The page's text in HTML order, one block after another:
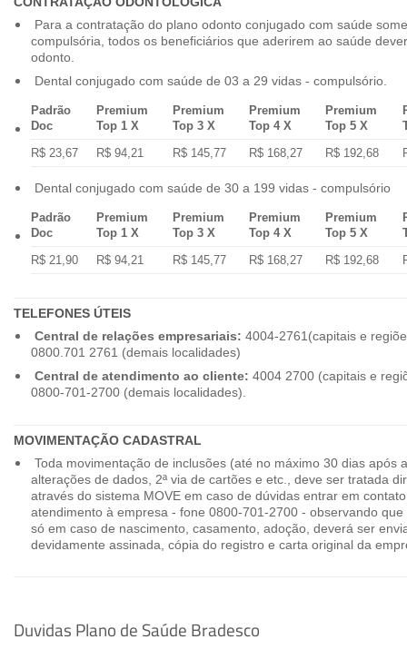
Para a contratação do plano odonto conjugado com saúde
compulsória, todos os beneficiários que aderirem ao saúde
odonto.
Dental conjugado com saúde de 03 a 29 vidas - compulsório.
Padrão
Doc
Premium
Top 1 X
Premium
Top 3 X
Premium
Top 4 X
Premium
Top 5 X
R$ 23,67
R$ 94,21 R$ 145,77 R$ 168,27 R$ 192,68
Dental conjugado com saúde de 30 a 199 vidas - compulsório
Padrão
Doc
Premium
Top 1 X
Premium
Top 3 X
Premium
Top 4 X
Premium
Top 5 X
R$ 21,90
R$ 94,21 R$ 145,77 R$ 168,27 R$ 192,68
TELEFONES ÚTEIS
Central de relações empresariais: 4004-2761(capitais e
0800.701 2761 (demais localidades)
Central de atendimento ao cliente: 4004 2700 (capitais e
0800-701-2700 (demais localidades).
MOVIMENTAÇÃO CADASTRAL
Toda movimentação de inclusões (até no máximo 30 dias após
alterações de dados, 2ª via de cartões e etc., deve ser tratada
através do sistema MOVE em caso de dúvidas entrar em
atendimento à empresa - fone 0800-701-2700 - observando
só em caso de nascimento, casamento, adoção, deverá ser
devidamente assinada, cópia do registro e carta original da
Duvidas Plano de Saúde Bradesco